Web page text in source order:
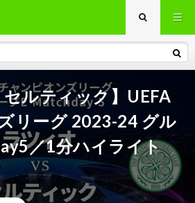
セルティック】UEFA
リーグ 2023-24 グル
／1分ハイライト